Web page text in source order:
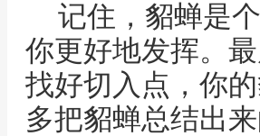
记住，貂蝉是
你更好地发挥。
找好切入点，你
多把貂蝉总结出